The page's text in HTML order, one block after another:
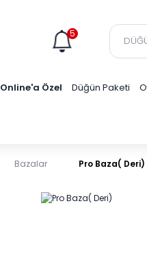
5
Online'a Özel Düğün Paketi
Bazalar Pro Baza( Deri)